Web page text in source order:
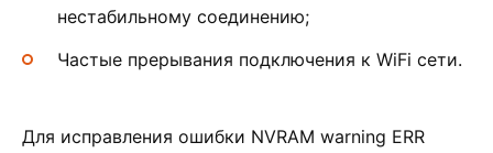
нестабильному соединению;
Частые прерывания подключения к WiFi сети.
Для исправления ошибки NVRAM warning ERR